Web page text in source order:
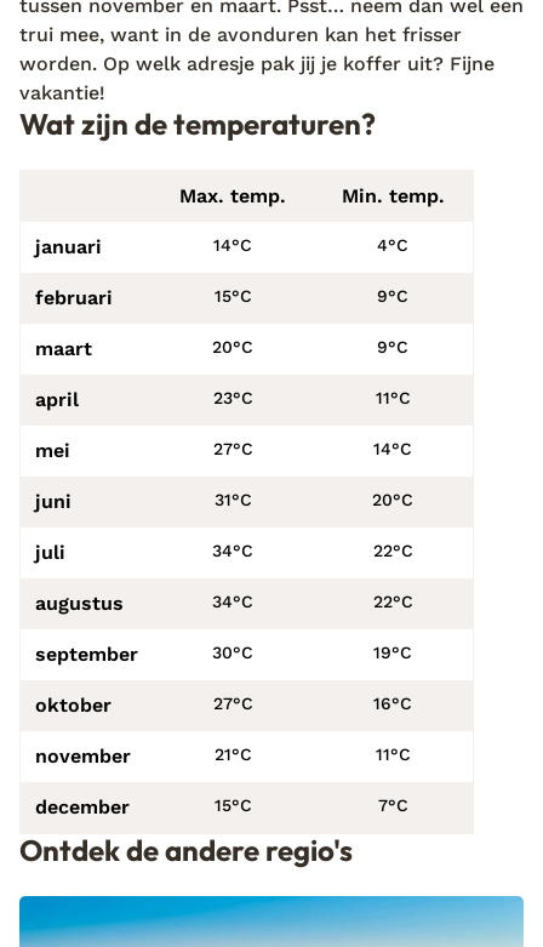
tussen november en maart. Psst… neem dan wel een
trui mee, want in de avonduren kan het frisser
worden. Op welk adresje pak jij je koffer uit? Fijne
vakantie!
Wat zijn de temperaturen?
Max. temp. Min. temp.
januari 14°C 4°C
februari 15°C 9°C
maart 20°C 9°C
april 23°C 11°C
mei 27°C 14°C
juni 31°C 20°C
juli 34°C 22°C
augustus 34°C 22°C
september 30°C 19°C
oktober 27°C 16°C
november 21°C 11°C
december 15°C 7°C
Ontdek de andere regio's